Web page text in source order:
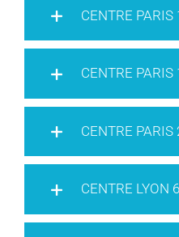
CENTRE
CENTRE
CENTRE
CENTRE LYON